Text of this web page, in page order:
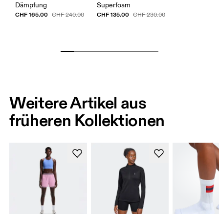
Dämpfung
CHF 165.00 CHF 240.00
Superfoam
CHF 135.00 CHF 230.00
Weitere Artikel aus
früheren Kollektionen